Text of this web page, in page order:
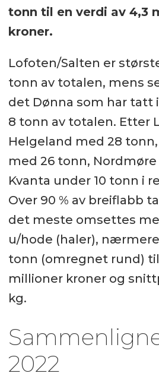
tonn til en verdi av 4,3
kroner.
Lofoten/Salten er
tonn av totalen, mens
det Dønna som har tatt
8 tonn av totalen. Etter
Helgeland med 28
med 26 tonn, Nordmøre
Kvanta under 10 tonn i
Over 90 % av breiflabb
det meste omsettes
u/hode (haler),
tonn (omregnet rund)
millioner kroner og
kg.
2022